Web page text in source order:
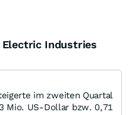
Electric Industries
im zweiten Quartal
Mio. US-Dollar bzw. 0,71